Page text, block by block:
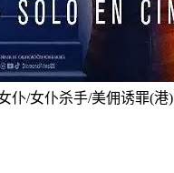
/女仆杀手/美佣诱罪(港)